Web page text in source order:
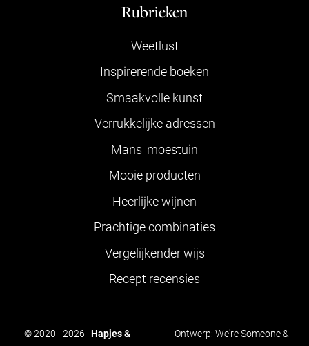
Rubrieken
Weetlust
Inspirerende boeken
Smaakvolle kunst
Verrukkelijke adressen
Mans' moestuin
Mooie producten
Heerlijke wijnen
Prachtige combinaties
Vergelijkender wijs
Recept recensies
© 2020 - 2026 | Hapjes &
Ontwerp: We're Someone&